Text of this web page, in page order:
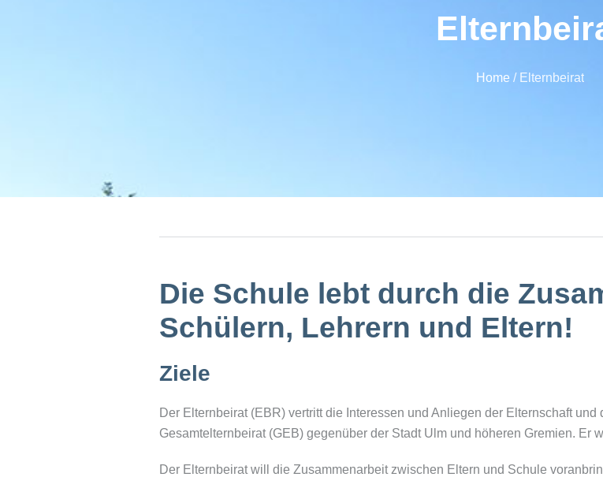
Home / Elternbeirat
Die Schule lebt durch die
Schülern, Lehrern und Eltern!
Ziele
Der Elternbeirat (EBR) vertritt die Interessen und Anliegen der Elternschaft
Gesamtelternbeirat (GEB) gegenüber der Stadt Ulm und höheren Gremien. Er
Der Elternbeirat will die Zusammenarbeit zwischen Eltern und Schule